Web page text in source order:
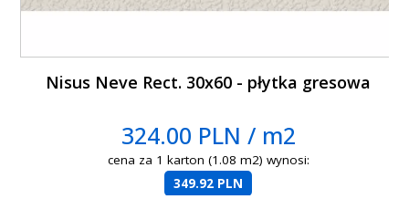
Nisus Neve Rect. 30x60 - płytka gresowa
324.00 PLN / m2
cena za 1 karton (1.08 m2) wynosi:
349.92 PLN